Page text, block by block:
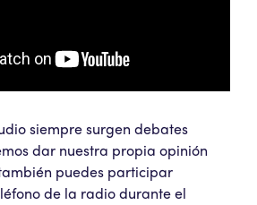
siempre surgen debates
dar nuestra propia opinión
puedes participar
de la radio durante el